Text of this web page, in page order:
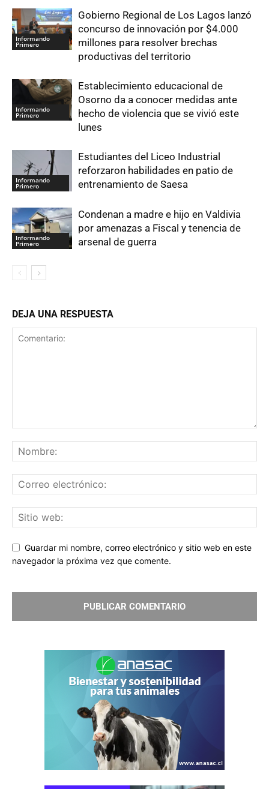
Informando
Primero
Gobierno Regional de Los Lagos lanzó
concurso de innovación por $4.000
millones para resolver brechas
productivas del territorio
Informando
Primero
Establecimiento educacional de
Osorno da a conocer medidas ante
hecho de violencia que se vivió este
lunes
Informando
Primero
Estudiantes del Liceo Industrial
reforzaron habilidades en patio de
entrenamiento de Saesa
Informando
Primero
Condenan a madre e hijo en Valdivia
por amenazas a Fiscal y tenencia de
arsenal de guerra
DEJA UNA RESPUESTA
Guardar mi nombre, correo electrónico y sitio web en este
navegador la próxima vez que comente.